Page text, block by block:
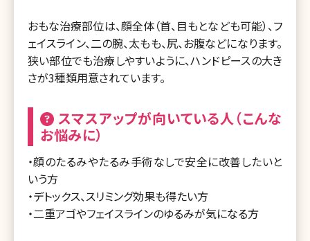
おもな治療部位は、顔全体（首、目もとなども可能）、フ
ェイスライン、二の腕、太もも、尻、お腹などになります。
狭い部位でも治療しやすいように、ハンドピースの大き
さが3種類用意されています。
スマスアップが向いている人（こんな
お悩みに）
・顔のたるみやたるみ手術なしで安全に改善したいと
いう方
・デトックス、スリミング効果も得たい方
・二重アゴやフェイスラインのゆるみが気になる方